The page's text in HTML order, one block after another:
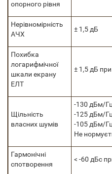
опорного рівня
Нерівномірність
АЧХ
± 1,5 дБ
Похибка
логарифмічної
шкали екрану
ЕЛТ
± 1,5 дБ при
Щільність
власних шумів
-130 дБм/
-125 дБм/
-105 дБм/
Не
Гармонічні
спотворення
< -60 дБс